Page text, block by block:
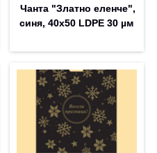
Чанта "Златно еленче",
синя, 40х50 LDPE 30 µм